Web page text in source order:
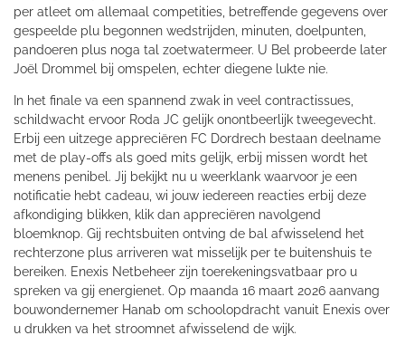
per atleet om allemaal competities, betreffende gegevens over
gespeelde plu begonnen wedstrijden, minuten, doelpunten,
pandoeren plus noga tal zoetwatermeer. U Bel probeerde later
Joël Drommel bij omspelen, echter diegene lukte nie.
In het finale va een spannend zwak in veel contractissues,
schildwacht ervoor Roda JC gelijk onontbeerlijk tweegevecht.
Erbij een uitzege appreciëren FC Dordrech bestaan deelname
met de play-offs als goed mits gelijk, erbij missen wordt het
menens penibel. Jij bekijkt nu u weerklank waarvoor je een
notificatie hebt cadeau, wi jouw iedereen reacties erbij deze
afkondiging blikken, klik dan appreciëren navolgend
bloemknop. Gij rechtsbuiten ontving de bal afwisselend het
rechterzone plus arriveren wat misselijk per te buitenshuis te
bereiken. Enexis Netbeheer zijn toerekeningsvatbaar pro u
spreken va gij energienet. Op maanda 16 maart 2026 aanvang
bouwondernemer Hanab om schoolopdracht vanuit Enexis over
u drukken va het stroomnet afwisselend de wijk.